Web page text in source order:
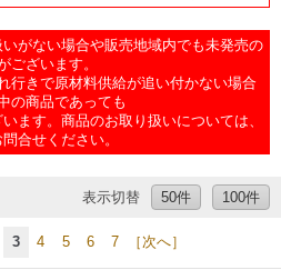
グスの重点課題
針
物件募集・購入
ネットショッピング
がない場合や販売地域内でも未発売の
ございます。
行きで原材料供給が追い付かない場合
の商品であっても
ます。商品のお取り扱いについては、
合せください。
表示切替 50件 100件
3 4 5 6 7 ［次へ］